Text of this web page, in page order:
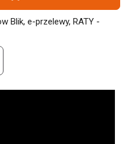
Blik, e-przelewy, RATY -